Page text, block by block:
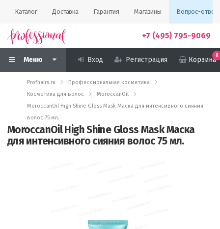
Каталог Доставка Гарантия Магазины Вопрос-ответ
+7 (495) 795-9069
Меню Вход Регистрация Корзина
0
Profhairs.ru
Профессиональная косметика
Косметика для волос
MoroccanOil
MoroccanOil High Shine Gloss Mask Маска для интенсивного сияния
волос 75 мл.
MoroccanOil High Shine Gloss Mask Маска
для интенсивного сияния волос 75 мл.